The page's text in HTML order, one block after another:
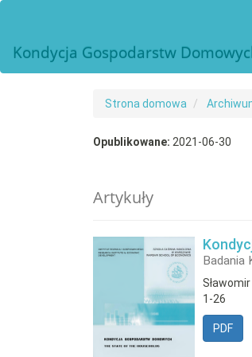
Kondycja Gospodarstw
Strona domowa
Opublikowane: 2021-06-30
Artykuły
Badania
1-26
PDF